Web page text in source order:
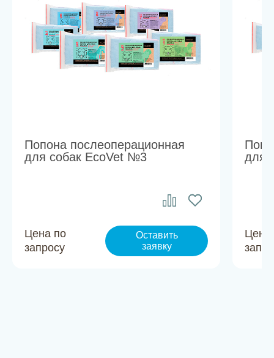
Попона послеоперационная
для собак EcoVet №3
Цена по
запросу
Оставить
заявку
для
Цена